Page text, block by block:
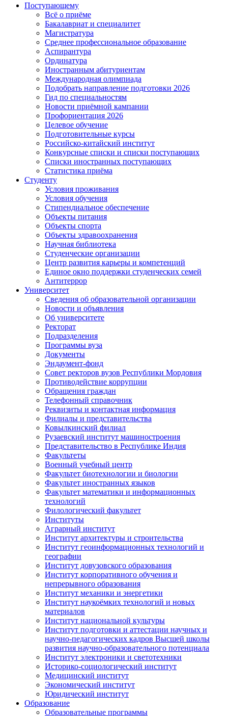
Поступающему
Всё о приёме
Бакалавриат и специалитет
Магистратура
Среднее профессиональное образование
Аспирантура
Ординатура
Иностранным абитуриентам
Международная олимпиада
Подобрать направление подготовки 2026
Гид по специальностям
Новости приёмной кампании
Профориентация 2026
Целевое обучение
Подготовительные курсы
Российско-китайский институт
Конкурсные списки и списки поступающих
Списки иностранных поступающих
Статистика приёма
Студенту
Условия проживания
Условия обучения
Стипендиальное обеспечение
Объекты питания
Объекты спорта
Объекты здравоохранения
Научная библиотека
Студенческие организации
Центр развития карьеры и компетенций
Единое окно поддержки студенческих семей
Антитеррор
Университет
Сведения об образовательной организации
Новости и объявления
Об университете
Ректорат
Подразделения
Программы вуза
Документы
Эндаумент-фонд
Совет ректоров вузов Республики Мордовия
Противодействие коррупции
Обращения граждан
Телефонный справочник
Реквизиты и контактная информация
Филиалы и представительства
Ковылкинский филиал
Рузаевский институт машиностроения
Представительство в Республике Индия
Факультеты
Военный учебный центр
Факультет биотехнологии и биологии
Факультет иностранных языков
Факультет математики и информационных
технологий
Филологический факультет
Институты
Аграрный институт
Институт архитектуры и строительства
Институт геоинформационных технологий и
географии
Институт довузовского образования
Институт корпоративного обучения и
непрерывного образования
Институт механики и энергетики
Институт наукоёмких технологий и новых
материалов
Институт национальной культуры
Институт подготовки и аттестации научных и
научно-педагогических кадров Высшей школы
развития научно-образовательного потенциала
Институт электроники и светотехники
Историко-социологический институт
Медицинский институт
Экономический институт
Юридический институт
Образование
Образовательные программы